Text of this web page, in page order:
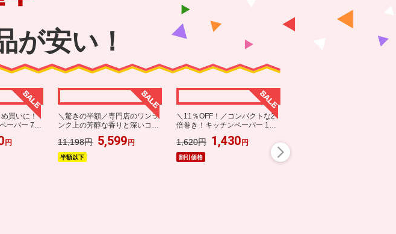
IDを使用せずに楽天モバイルに申し込みをした場合、月末までに楽天会員へ
することにより、当月から本特典の対象
が安い！
買いに！
ーパー 72
円
＼驚きの半額／専門店のワンラ
ンク上の芳醇な香りと深いコク
の金と銀の濃い味珈琲福袋
11,198円 5,599 円
半額以下
＼11％OFF！／コンパクトな2
倍巻き！キッチンペーパー 12
1,620円 1,430 円
割引価格